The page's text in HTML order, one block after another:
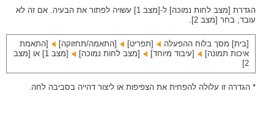
הגדרת [מצב לחות נמוכה] ל-[מצב 1] עשויה לפתור את הבעיה. אם זה לא
עובד, בחר [מצב 2].
[בית] מסך בלוח ההפעלה [תפריט]‏ [התאמה/תחזוקה]‏
[התאמת
איכות תמונה]‏
[עיבוד מיוחד]‏ [מצב לחות נמוכה]‏
[מצב 1] או [מצב
2]
* הגדרה זו עלולה להפחית את הצפיפות או ליצור דהייה בסביבה לחה.